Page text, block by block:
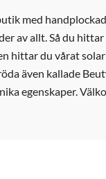
med
av allt. Så du
hittar du vårat
även kallade
egenskaper.